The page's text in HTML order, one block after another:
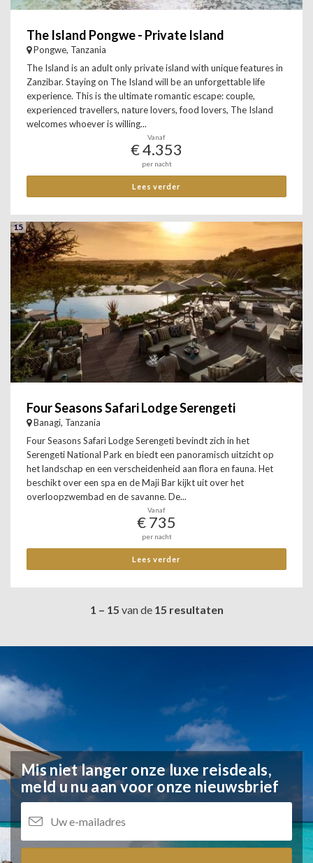
The Island Pongwe - Private Island
Pongwe, Tanzania
The Island is an adult only private island with unique features in
Zanzibar. Staying on The Island will be an unforgettable life
experience. This is the ultimate romantic escape: couple,
experienced travellers, nature lovers, food lovers, The Island
welcomes whoever is willing...
Vanaf
€ 4.353
per nacht
Lees verder
15
Four Seasons Safari Lodge Serengeti
Banagi, Tanzania
Four Seasons Safari Lodge Serengeti bevindt zich in het
Serengeti National Park en biedt een panoramisch uitzicht op
het landschap en een verscheidenheid aan flora en fauna. Het
beschikt over een spa en de Maji Bar kijkt uit over het
overloopzwembad en de savanne. De...
Vanaf
€ 735
per nacht
Lees verder
1 – 15 van de 15 resultaten
Mis niet langer onze luxe reisdeals,
meld u nu aan voor onze nieuwsbrief